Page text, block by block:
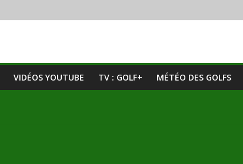
VIDÉOS YOUTUBE TV : GOLF+ MÉTÉO DES GOLFS